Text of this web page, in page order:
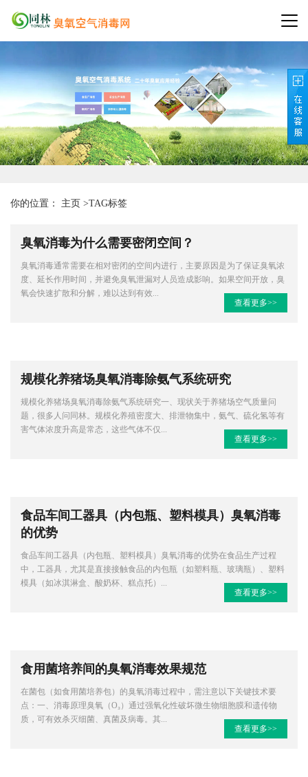
你的位置： 主页 >TAG标签
臭氧消毒为什么需要密闭空间？
臭氧消毒通常需要在相对密闭的空间内进行，主要原因是为了保证臭氧浓
度、延长作用时间，并避免臭氧泄漏对人员造成影响。如果空间开放，臭
氧会快速扩散和分解，难以达到有效...
查看更多>>
规模化养猪场臭氧消毒除氨气系统研究
规模化养猪场臭氧消毒除氨气系统研究一、现状关于养猪场空气质量问
题，很多人问同林。规模化养殖密度大、排泄物集中，氨气、硫化氢等有
害气体浓度升高是常态，这些气体不仅...
查看更多>>
食品车间工器具（内包瓶、塑料模具）臭氧消毒
的优势
食品车间工器具（内包瓶、塑料模具）臭氧消毒的优势在食品生产过程
中，工器具，尤其是直接接触食品的内包瓶（如塑料瓶、玻璃瓶）、塑料
模具（如冰淇淋盒、酸奶杯、糕点托）...
查看更多>>
食用菌培养间的臭氧消毒效果规范
在菌包（如食用菌培养包）的臭氧消毒过程中，需注意以下关键技术要
点：一、消毒原理臭氧（O₃）通过强氧化性破坏微生物细胞膜和遗传物
质，可有效杀灭细菌、真菌及病毒。其...
查看更多>>